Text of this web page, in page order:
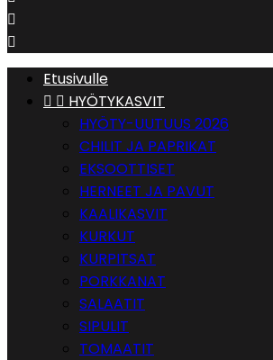


Etusivulle
  HYÖTYKASVIT
HYÖTY-UUTUUS 2026
CHILIT JA PAPRIKAT
EKSOOTTISET
HERNEET JA PAVUT
KAALIKASVIT
KURKUT
KURPITSAT
PORKKANAT
SALAATIT
SIPULIT
TOMAATIT